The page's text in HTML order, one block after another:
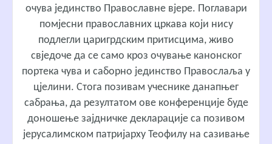
очува јединство Православне вјере. Поглавари
помјесни православних цркава који нису
подлегли царигрдским притисцима, живо
свједоче да се само кроз очување канонског
портека чува и саборно јединство Правослаља у
цјелини. Стога позивам учеснике данапњег
сабрања, да резултатом ове конференције буде
доношење зајдничке декларације са позивом
јерусалимском патријарху Теофилу на сазивање